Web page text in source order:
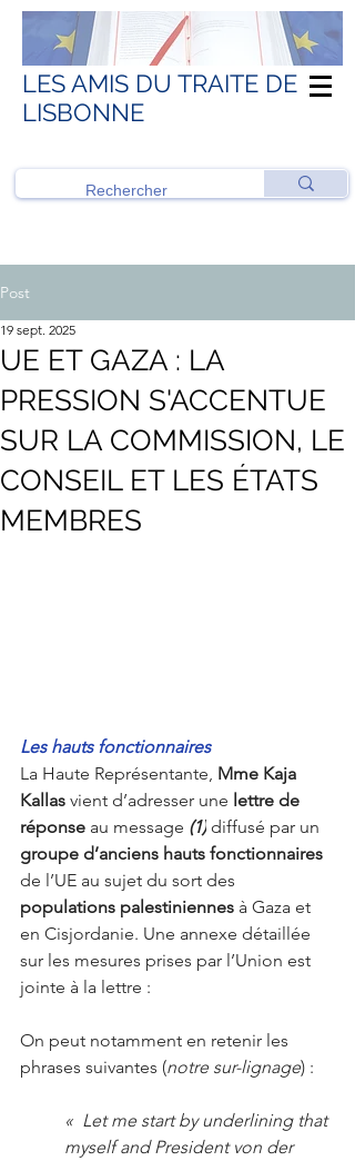
LES AMIS DU TRAITE DE
LISBONNE
Post
UE ET GAZA : LA
PRESSION S'ACCENTUE
SUR LA COMMISSION, LE
CONSEIL ET LES ÉTATS
MEMBRES
19 sept. 2025
Les hauts fonctionnaires
La Haute Représentante, Mme Kaja
Kallas vient d’adresser une lettre de
réponse au message (1) diffusé par un
groupe d’anciens hauts fonctionnaires
de l’UE au sujet du sort des
populations palestiniennes à Gaza et
en Cisjordanie. Une annexe détaillée
sur les mesures prises par l’Union est
jointe à la lettre :
On peut notamment en retenir les
phrases suivantes (notre sur-lignage) :
«  Let me start by underlining that
myself and President von der